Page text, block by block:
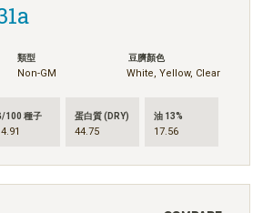
類型
Non-GM
豆臍顏色
White, Yellow, Clear
100 種子 蛋白質 (DRY)
44.75
油 13%
17.56